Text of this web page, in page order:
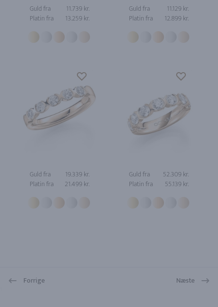
Guld fra
11.739 kr.
Platin fra
13.259 kr.
Guld fra
11.129 kr.
Platin fra
12.899 kr.
Guld fra
19.339 kr.
Platin fra
21.499 kr.
Guld fra
52.309 kr.
Platin fra
55.139 kr.
Forrige Næste